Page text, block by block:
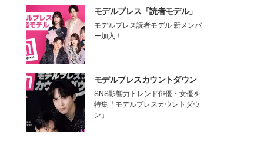
モデルプレス「読者モデル」
モデルプレス読者モデル 新メンバ
ー加入！
モデルプレスカウントダウン
SNS影響力トレンド俳優・女優を
特集「モデルプレスカウントダウ
ン」